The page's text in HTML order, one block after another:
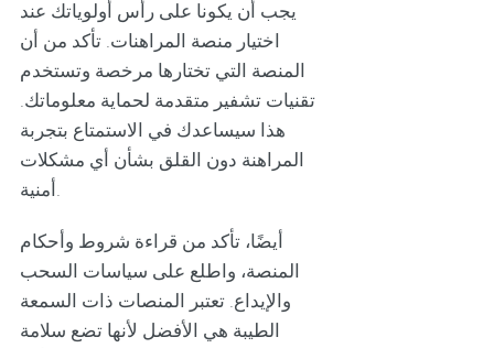
يجب أن يكونا على رأس أولوياتك عند
اختيار منصة المراهنات. تأكد من أن
المنصة التي تختارها مرخصة وتستخدم
تقنيات تشفير متقدمة لحماية معلوماتك.
هذا سيساعدك في الاستمتاع بتجربة
المراهنة دون القلق بشأن أي مشكلات
أمنية.
أيضًا، تأكد من قراءة شروط وأحكام
المنصة، واطلع على سياسات السحب
والإيداع. تعتبر المنصات ذات السمعة
الطيبة هي الأفضل لأنها تضع سلامة